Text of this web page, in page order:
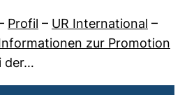
Profil – UR International –
zur Promotion
der…